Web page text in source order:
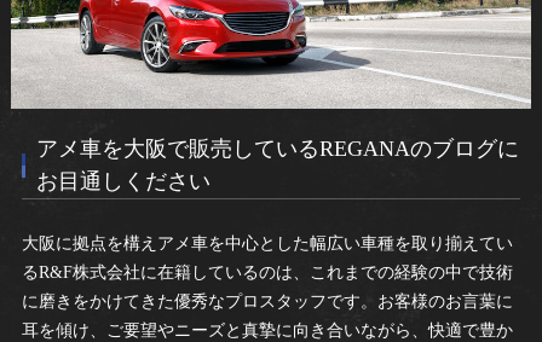
アメ車を大阪で販売しているREGANAのブログに
お目通しください
大阪に拠点を構えアメ車を中心とした幅広い車種を取り揃えてい
るR&F株式会社に在籍しているのは、これまでの経験の中で技術
に磨きをかけてきた優秀なプロスタッフです。お客様のお言葉に
耳を傾け、ご要望やニーズと真摯に向き合いながら、快適で豊か